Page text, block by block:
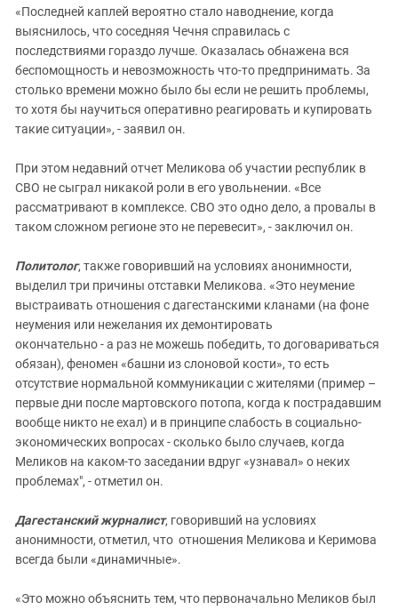
«Последней каплей вероятно стало наводнение, когда
выяснилось, что соседняя Чечня справилась с
последствиями гораздо лучше. Оказалась обнажена вся
беспомощность и невозможность что-то предпринимать. За
столько времени можно было бы если не решить проблемы,
то хотя бы научиться оперативно реагировать и купировать
такие ситуации», - заявил он.
При этом недавний отчет Меликова об участии республик в
СВО не сыграл никакой роли в его увольнении. «Все
рассматривают в комплексе. СВО это одно дело, а провалы в
таком сложном регионе это не перевесит», - заключил он.
Политолог, также говоривший на условиях анонимности,
выделил три причины отставки Меликова. «Это неумение
выстраивать отношения с дагестанскими кланами (на фоне
неумения или нежелания их демонтировать
окончательно - а раз не можешь победить, то договариваться
обязан), феномен «башни из слоновой кости», то есть
отсутствие нормальной коммуникации с жителями (пример –
первые дни после мартовского потопа, когда к пострадавшим
вообще никто не ехал) и в принципе слабость в социально-
экономических вопросах - сколько было случаев, когда
Меликов на каком-то заседании вдруг «узнавал» о неких
проблемах", - отметил он.
Дагестанский журналист, говоривший на условиях
анонимности, отметил, что отношения Меликова и Керимова
всегда были «динамичные».
«Это можно объяснить тем, что первоначально Меликов был